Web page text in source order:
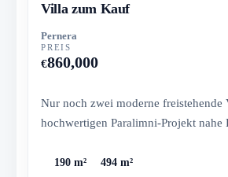
Villa zum Kauf
Pernera
PREIS
€860,000
Nur noch zwei moderne freistehende
hochwertigen Paralimni-Projekt nahe
190 m² 494 m²